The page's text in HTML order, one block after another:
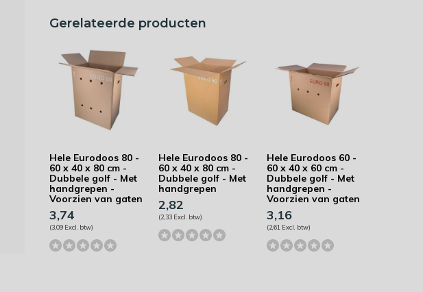
Gerelateerde producten
Hele Eurodoos 80 -
60 x 40 x 80 cm -
Dubbele golf - Met
handgrepen -
Voorzien van gaten
3,74
(3,09 Excl. btw)
Hele Eurodoos 80 -
60 x 40 x 80 cm -
Dubbele golf - Met
handgrepen
2,82
(2,33 Excl. btw)
Hele Eurodoos 60 -
60 x 40 x 60 cm -
Dubbele golf - Met
handgrepen -
Voorzien van gaten
3,16
(2,61 Excl. btw)